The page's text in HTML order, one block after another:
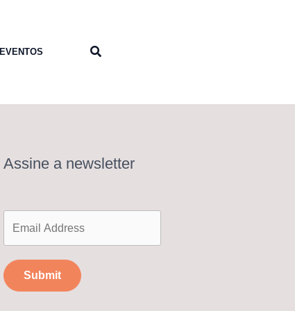
EVENTOS Pesquisar
Assine a newsletter
Submit